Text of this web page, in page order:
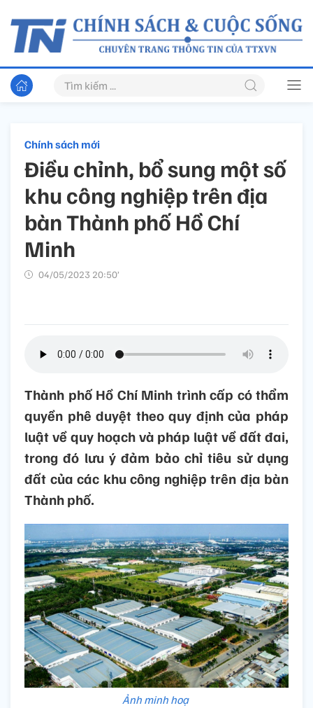
Chính sách mới
Điều chỉnh, bổ sung một số
khu công nghiệp trên địa
bàn Thành phố Hồ Chí
Minh
04/05/2023 20:50’
Thành phố Hồ Chí Minh trình cấp có thẩm
quyền phê duyệt theo quy định của pháp
luật về quy hoạch và pháp luật về đất đai,
trong đó lưu ý đảm bảo chỉ tiêu sử dụng
đất của các khu công nghiệp trên địa bàn
Thành phố.
Ảnh minh hoạ